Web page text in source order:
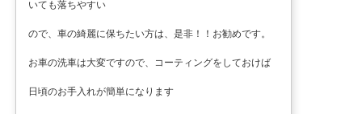
いても落ちやすい
ので、車の綺麗に保ちたい方は、是非！！お勧めです。
お車の洗車は大変ですので、コーティングをしておけば
日頃のお手入れが簡単になります